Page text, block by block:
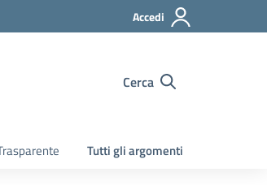
Accedi
Cerca
Tutti gli argomenti